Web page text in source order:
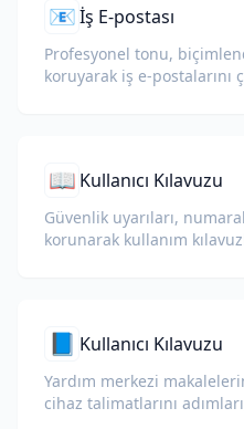
📧İş E-postası
Profesyonel tonu,
koruyarak iş e-postalarını
📖 Kullanıcı Kılavuzu
Güvenlik uyarıları,
korunarak kullanım
📘 Kullanıcı Kılavuzu
Yardım merkezi
cihaz talimatlarını